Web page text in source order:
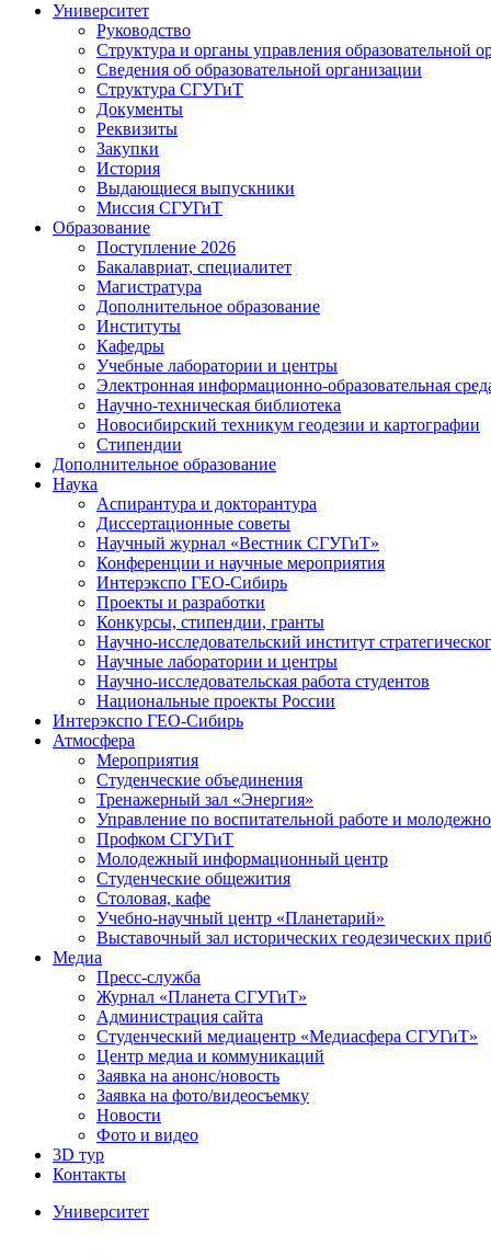
Университет
Руководство
Структура и органы управления образовательной
Сведения об образовательной организации
Структура СГУГиТ
Документы
Реквизиты
Закупки
История
Выдающиеся выпускники
Миссия СГУГиТ
Образование
Поступление 2026
Бакалавриат, специалитет
Магистратура
Дополнительное образование
Институты
Кафедры
Учебные лаборатории и центры
Электронная информационно-образовательная
Научно-техническая библиотека
Новосибирский техникум геодезии и картографии
Стипендии
Дополнительное образование
Наука
Аспирантура и докторантура
Диссертационные советы
Научный журнал «Вестник СГУГиТ»
Конференции и научные мероприятия
Интерэкспо ГЕО-Сибирь
Проекты и разработки
Конкурсы, стипендии, гранты
Научно-исследовательский институт
Научные лаборатории и центры
Научно-исследовательская работа студентов
Национальные проекты России
Интерэкспо ГЕО-Сибирь
Атмосфера
Мероприятия
Студенческие объединения
Тренажерный зал «Энергия»
Управление по воспитательной работе и
Профком СГУГиТ
Молодежный информационный центр
Студенческие общежития
Столовая, кафе
Учебно-научный центр «Планетарий»
Выставочный зал исторических геодезических
Медиа
Пресс-служба
Журнал «Планета СГУГиТ»
Администрация сайта
Студенческий медиацентр «Медиасфера СГУГиТ»
Центр медиа и коммуникаций
Заявка на анонс/новость
Заявка на фото/видеосъемку
Новости
Фото и видео
3D тур
Контакты
Университет